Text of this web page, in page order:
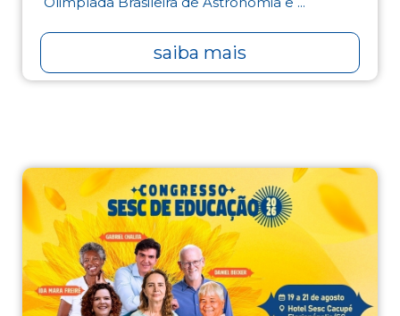
saiba mais